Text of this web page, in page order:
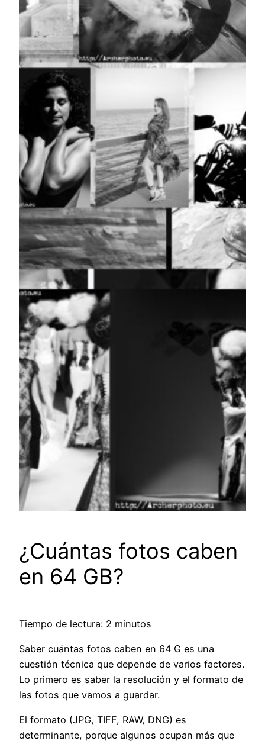
¿Cuántas fotos caben
en 64 GB?
Tiempo de lectura: 2 minutos
Saber cuántas fotos caben en 64 G es una
cuestión técnica que depende de varios factores.
Lo primero es saber la resolución y el formato de
las fotos que vamos a guardar.
El formato (JPG, TIFF, RAW, DNG) es
determinante, porque algunos ocupan más que